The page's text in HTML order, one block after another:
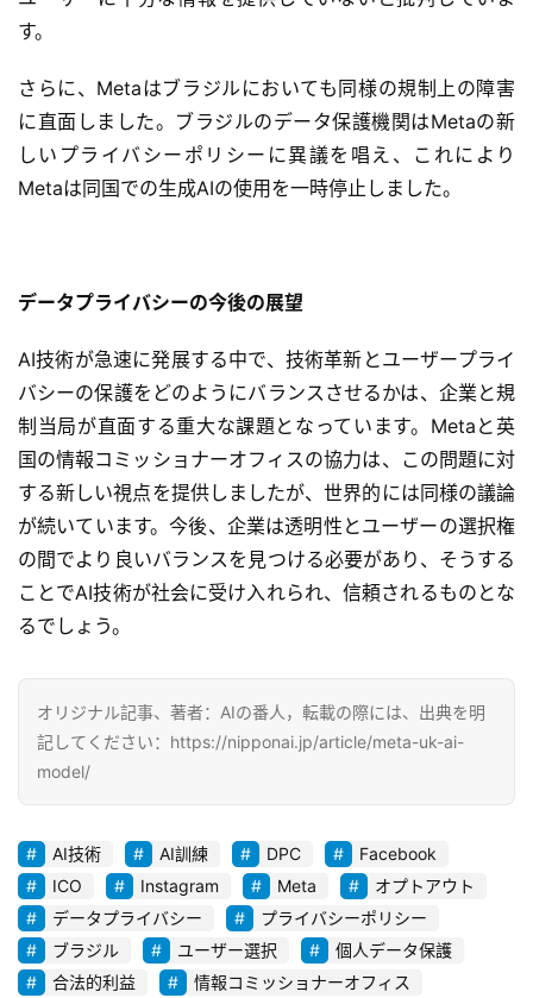
プ
リ
ト
サ
ー
ビ
I
ー
ル
セ
ッ
ト
A
I
活
用
問
い
合
わ
せ
す。
さらに、Metaはブラジルにおいても同様の規制上の障害
に直面しました。ブラジルのデータ保護機関はMetaの新
しいプライバシーポリシーに異議を唱え、これにより
Metaは同国での生成AIの使用を一時停止しました。
データプライバシーの今後の展望
AI技術が急速に発展する中で、技術革新とユーザープライ
バシーの保護をどのようにバランスさせるかは、企業と規
制当局が直面する重大な課題となっています。Metaと英
国の情報コミッショナーオフィスの協力は、この問題に対
する新しい視点を提供しましたが、世界的には同様の議論
が続いています。今後、企業は透明性とユーザーの選択権
の間でより良いバランスを見つける必要があり、そうする
ことでAI技術が社会に受け入れられ、信頼されるものとな
るでしょう。
オリジナル記事、著者：AIの番人，転載の際には、出典を明
記してください：https://nipponai.jp/article/meta-uk-ai-
model/
AI技術 AI訓練 DPC
Facebook
ICO
Instagram Meta
オプトアウト
データプライバシー
プライバシーポリシー
ブラジル
ユーザー選択
個人データ保護
合法的利益
情報コミッショナーオフィス